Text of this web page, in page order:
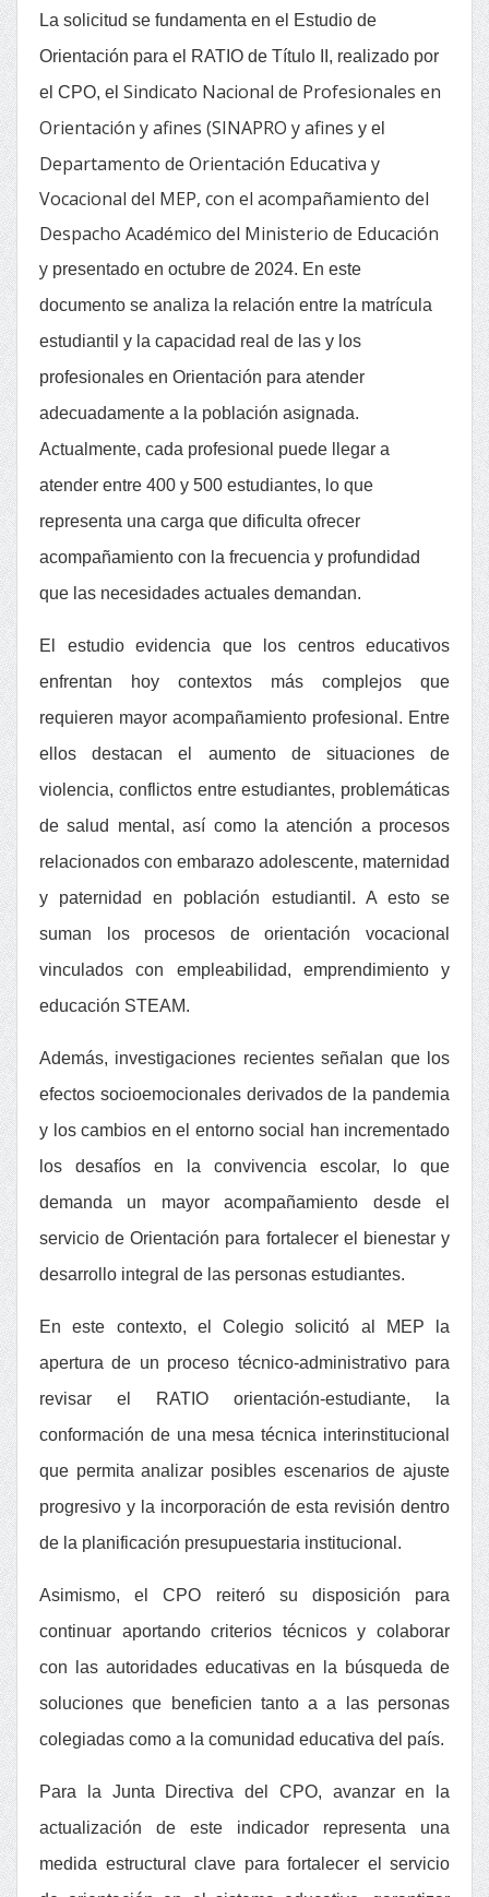
La solicitud se fundamenta en el Estudio de
Orientación para el RATIO de Título II , realizado por
el CPO, el Sindicato Nacional de Profesionales en
Orientación y afines (SINAPRO y afines y el
Departamento de Orientación Educativa y
Vocacional del MEP, con el acompañamiento del
Despacho Académico del Ministerio de Educación
y presentado en octubre de 2024. En este
documento se analiza la relación entre la matrícula
estudiantil y la capacidad real de las y los
profesionales en Orientación para atender
adecuadamente a la población asignada.
Actualmente, cada profesional puede llegar a
atender entre 400 y 500 estudiantes, lo que
representa una carga que dificulta ofrecer
acompañamiento con la frecuencia y profundidad
que las necesidades actuales demandan.
El estudio evidencia que los centros educativos
enfrentan hoy contextos más complejos que
requieren mayor acompañamiento profesional. Entre
ellos destacan el aumento de situaciones de
violencia, conflictos entre estudiantes, problemáticas
de salud mental, así como la atención a procesos
relacionados con embarazo adolescente, maternidad
y paternidad en población estudiantil. A esto se
suman los procesos de orientación vocacional
vinculados con empleabilidad, emprendimiento y
educación STEAM.
Además, investigaciones recientes señalan que los
efectos socioemocionales derivados de la pandemia
y los cambios en el entorno social han incrementado
los desafíos en la convivencia escolar, lo que
demanda un mayor acompañamiento desde el
servicio de Orientación para fortalecer el bienestar y
desarrollo integral de las personas estudiantes.
En este contexto, el Colegio solicitó al MEP la
apertura de un proceso técnico-administrativo para
revisar el RATIO orientación-estudiante, la
conformación de una mesa técnica interinstitucional
que permita analizar posibles escenarios de ajuste
progresivo y la incorporación de esta revisión dentro
de la planificación presupuestaria institucional.
Asimismo, el CPO reiteró su disposición para
continuar aportando criterios técnicos y colaborar
con las autoridades educativas en la búsqueda de
soluciones que beneficien tanto a a las personas
colegiadas como a la comunidad educativa del país.
Para la Junta Directiva del CPO, avanzar en la
actualización de este indicador representa una
medida estructural clave para fortalecer el servicio